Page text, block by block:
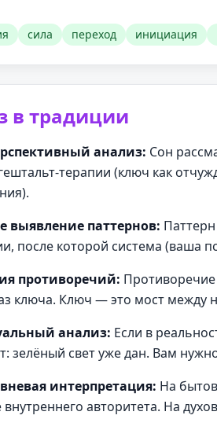
сила переход инициация
в традиции
анализ: Сон
терапии (ключ как
выявление паттернов:
после которой система (ваша
противоречий:
ключа. Ключ — это мост между
анализ: Если в
зелёный свет уже дан. Вам
интерпретация: На
внутреннего авторитета. На